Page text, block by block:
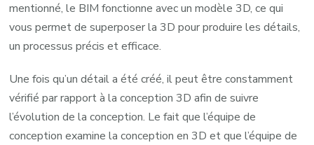
mentionné, le BIM fonctionne avec un modèle 3D, ce qui
vous permet de superposer la 3D pour produire les détails,
un processus précis et efficace.
Une fois qu’un détail a été créé, il peut être constamment
vérifié par rapport à la conception 3D afin de suivre
l’évolution de la conception. Le fait que l’équipe de
conception examine la conception en 3D et que l’équipe de